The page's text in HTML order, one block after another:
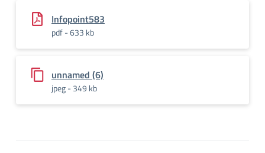
Infopoint583
pdf - 633 kb
unnamed (6)
jpeg - 349 kb